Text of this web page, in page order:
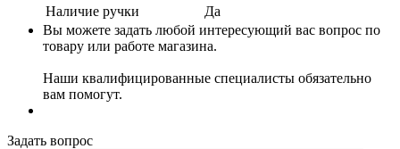
Наличие ручки
Да
Вы можете задать любой интересующий вас вопрос по
товару или работе магазина.
Наши квалифицированные специалисты обязательно
вам помогут.
Задать вопрос